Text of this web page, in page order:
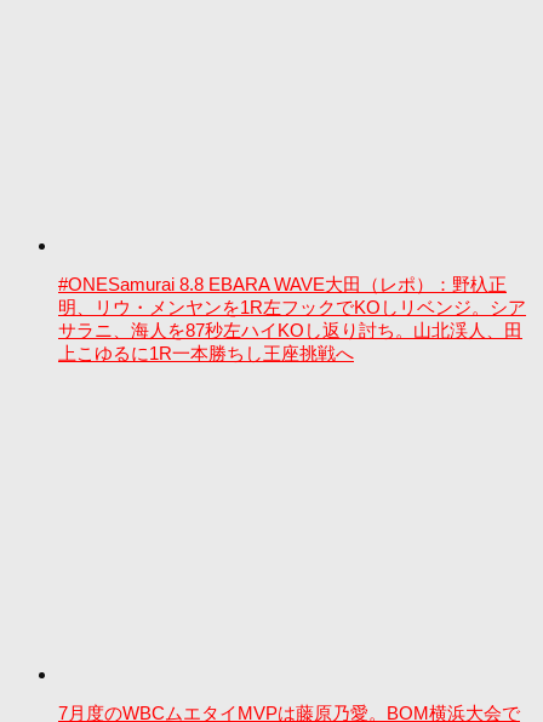
#ONESamurai 8.8 EBARA WAVE大田（レポ）：野杁正
明、リウ・メンヤンを1R左フックでKOしリベンジ。シア
サラニ、海人を87秒左ハイKOし返り討ち。山北渓人、田
上こゆるに1R一本勝ちし王座挑戦へ
7月度のWBCムエタイMVPは藤原乃愛。BOM横浜大会で